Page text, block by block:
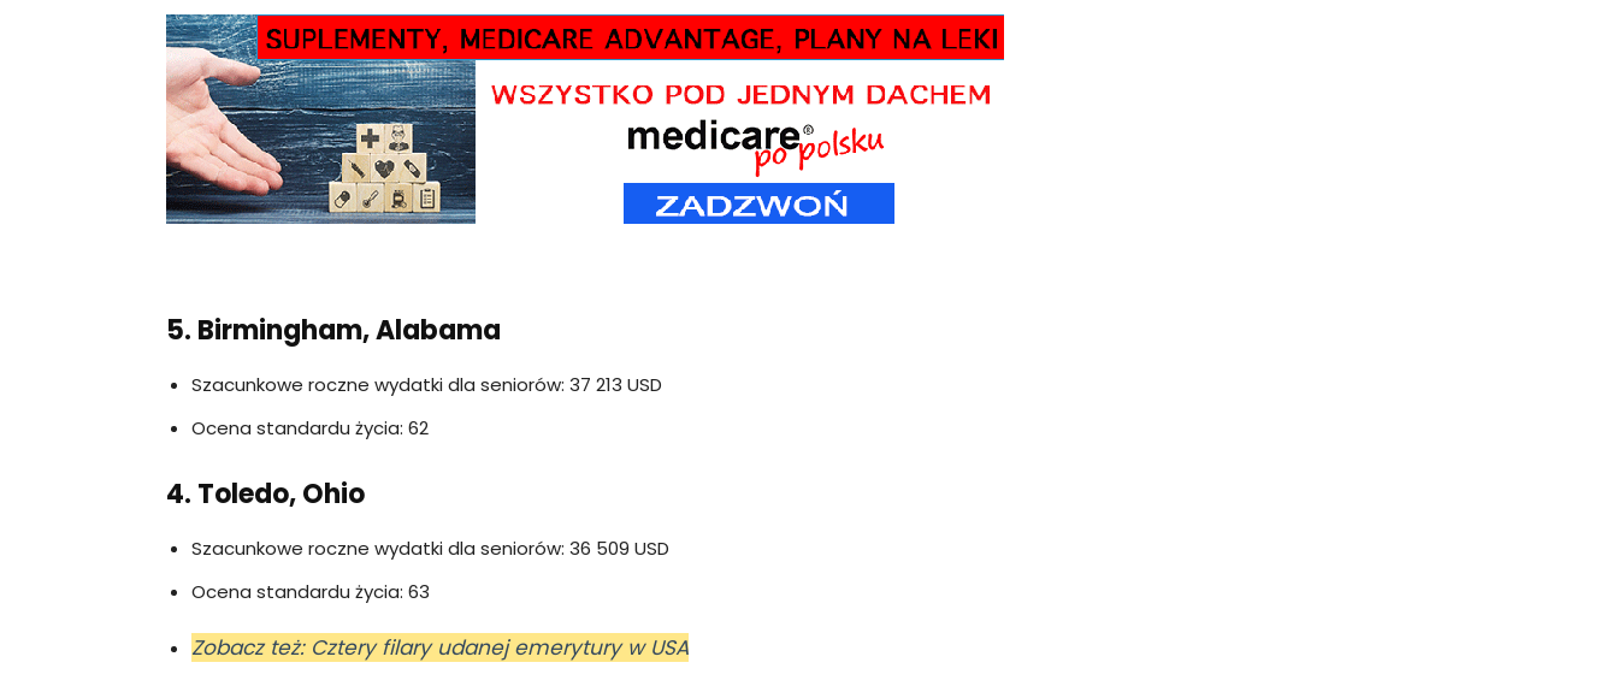
5. Birmingham, Alabama
Szacunkowe roczne wydatki dla seniorów: 37 213 USD
Ocena standardu życia: 62
4. Toledo, Ohio
Szacunkowe roczne wydatki dla seniorów: 36 509 USD
Ocena standardu życia: 63
Zobacz też: Cztery filary udanej emerytury w USA